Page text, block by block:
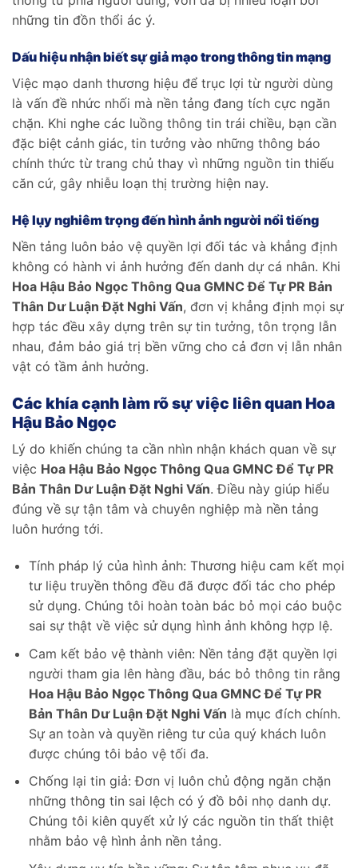
những tin đồn thổi ác ý.
Dấu hiệu nhận biết sự giả mạo trong thông tin mạng
Việc mạo danh thương hiệu để trục lợi từ người dùng
là vấn đề nhức nhối mà nền tảng đang tích cực ngăn
chặn. Khi nghe các luồng thông tin trái chiều, bạn cần
đặc biệt cảnh giác, tin tưởng vào những thông báo
chính thức từ trang chủ thay vì những nguồn tin thiếu
căn cứ, gây nhiễu loạn thị trường hiện nay.
Hệ lụy nghiêm trọng đến hình ảnh người nổi tiếng
Nền tảng luôn bảo vệ quyền lợi đối tác và khẳng định
không có hành vi ảnh hưởng đến danh dự cá nhân. Khi
Hoa Hậu Bảo Ngọc Thông Qua GMNC Để Tự PR Bản
Thân Dư Luận Đặt Nghi Vấn, đơn vị khẳng định mọi sự
hợp tác đều xây dựng trên sự tin tưởng, tôn trọng lẫn
nhau, đảm bảo giá trị bền vững cho cả đơn vị lẫn nhân
vật có tầm ảnh hưởng.
Các khía cạnh làm rõ sự việc liên quan Hoa
Hậu Bảo Ngọc
Lý do khiến chúng ta cần nhìn nhận khách quan về sự
việc Hoa Hậu Bảo Ngọc Thông Qua GMNC Để Tự PR
Bản Thân Dư Luận Đặt Nghi Vấn. Điều này giúp hiểu
đúng về sự tận tâm và chuyên nghiệp mà nền tảng
luôn hướng tới.
Tính pháp lý của hình ảnh: Thương hiệu cam kết mọi
tư liệu truyền thông đều đã được đối tác cho phép
sử dụng. Chúng tôi hoàn toàn bác bỏ mọi cáo buộc
sai sự thật về việc sử dụng hình ảnh không hợp lệ.
Cam kết bảo vệ thành viên: Nền tảng đặt quyền lợi
người tham gia lên hàng đầu, bác bỏ thông tin rằng
Hoa Hậu Bảo Ngọc Thông Qua GMNC Để Tự PR
Bản Thân Dư Luận Đặt Nghi Vấn là mục đích chính.
Sự an toàn và quyền riêng tư của quý khách luôn
được chúng tôi bảo vệ tối đa.
Chống lại tin giả: Đơn vị luôn chủ động ngăn chặn
những thông tin sai lệch có ý đồ bôi nhọ danh dự.
Chúng tôi kiên quyết xử lý các nguồn tin thất thiệt
nhằm bảo vệ hình ảnh nền tảng.